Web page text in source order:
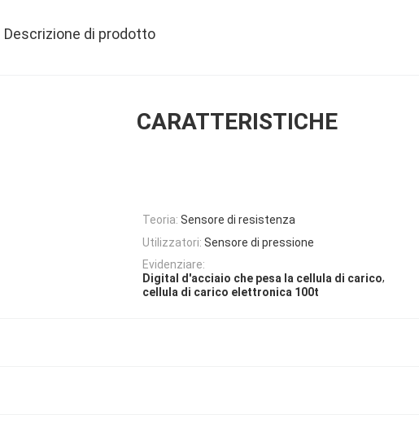
Descrizione di prodotto
CARATTERISTICHE
Teoria: Sensore di resistenza
Utilizzatori: Sensore di pressione
Evidenziare:
Digital d'acciaio che pesa la cellula di carico,
cellula di carico elettronica 100t